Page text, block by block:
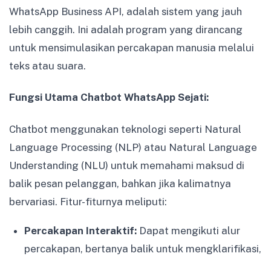
WhatsApp Business API, adalah sistem yang jauh
lebih canggih. Ini adalah program yang dirancang
untuk mensimulasikan percakapan manusia melalui
teks atau suara.
Fungsi Utama Chatbot WhatsApp Sejati:
Chatbot menggunakan teknologi seperti Natural
Language Processing (NLP) atau Natural Language
Understanding (NLU) untuk memahami maksud di
balik pesan pelanggan, bahkan jika kalimatnya
bervariasi. Fitur-fiturnya meliputi:
Percakapan Interaktif: Dapat mengikuti alur
percakapan, bertanya balik untuk mengklarifikasi,